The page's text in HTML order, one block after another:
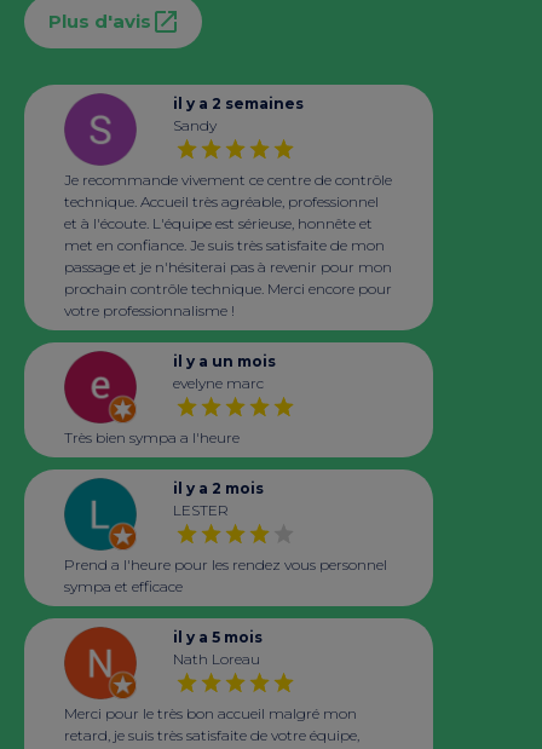
Plus d'avis
il y a 2 semaines
Sandy
Je recommande vivement ce centre de contrôle
technique. Accueil très agréable, professionnel
et à l'écoute. L'équipe est sérieuse, honnête et
met en confiance. Je suis très satisfaite de mon
passage et je n'hésiterai pas à revenir pour mon
prochain contrôle technique. Merci encore pour
votre professionnalisme !
il y a un mois
evelyne marc
Très bien sympa a l'heure
il y a 2 mois
LESTER
Prend a l'heure pour les rendez vous personnel
sympa et efficace
il y a 5 mois
Nath Loreau
Merci pour le très bon accueil malgré mon
retard, je suis très satisfaite de votre équipe,